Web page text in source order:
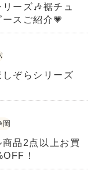
ーズ🎶裾チュ
スご紹介💗
しぞらシリーズ
岡
品2点以上お買
！